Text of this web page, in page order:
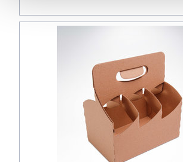
sociálnych médií a analýzu
oblasti sociálnych médií, inzercie a
môžu príslušné informácie skombinovať
údajmi, ktoré ste im poskytli alebo ktoré
keď ste používali ich služby.